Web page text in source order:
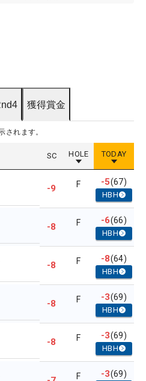
獲得賞金
されます。
SC HOLE TODAY
-9 F -5(67)
HBH
-8 F -6(66)
HBH
-8 F -8(64)
HBH
-8 F -3(69)
HBH
-8 F -3(69)
HBH
F -3(69)